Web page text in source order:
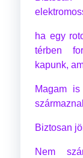
ha egy
térben
kapunk,
Magam
Biztosan
Nem